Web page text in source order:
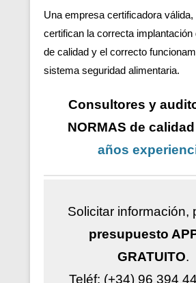
Una empresa certificadora
certifican la correcta implantación
de calidad y el correcto
sistema seguridad alimentaria.
Consultores y
NORMAS de calidad
años
Solicitar información,
presupuesto
GRATUITO.
Teléf: (+34) 96 394